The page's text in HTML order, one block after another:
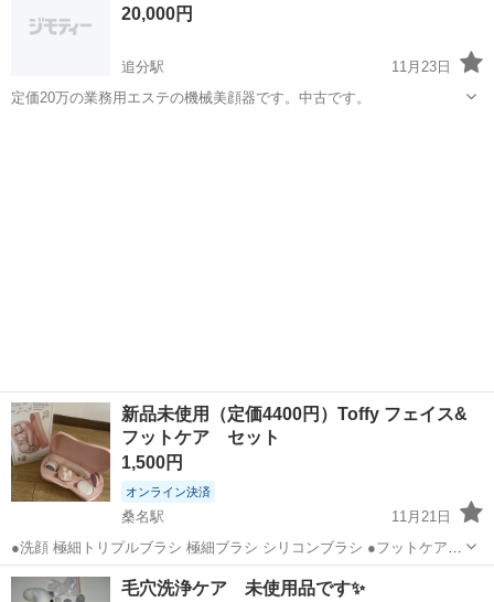
20,000円
追分駅
11月23日
定価20万の業務用エステの機械美顔器です。中古です。
新品未使用（定価4400円）Toffy フェイス&
フットケア セット
1,500円
オンライン決済
桑名駅
11月21日
●洗顔 極細トリプルブラシ 極細ブラシ シリコンブラシ ●フットケア
金属ポリッシャー 軽石ポリッシャー
三重 桑名市 桑名駅 美容家電 フットケア
毛穴洗浄ケア 未使用品です✨